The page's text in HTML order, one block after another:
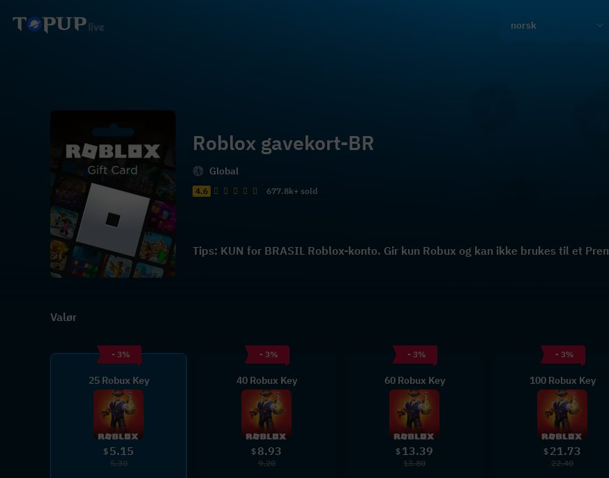
norsk
Roblox gavekort-BR
Global
4.6 677.8k+ sold
Tips: KUN for BRASIL Roblox-konto. Gir kun Robux og kan ikke brukes til et
Valør
- 3%
25 Robux Key
$ 5.15
5.30
- 3%
40 Robux Key
$ 8.93
9.20
- 3%
60 Robux Key
$ 13.39
13.80
- 3%
100 Robux Key
$ 21.73
22.40